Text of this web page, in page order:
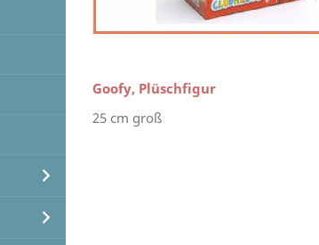
Goofy, Plüschfigur
25 cm groß